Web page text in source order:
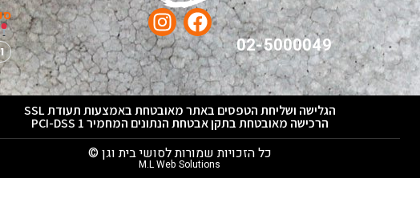
02-5000049
הגלישה ושליחת הטפסים באתר מאובטחת באמצעות תעודת SSL
הרכישה מאובטחת בתקן אבטחת הנתונים המחמיר PCI-DSS 1
כל הזכויות שמורות לסושי בית וגן ©
M.L Web Solutions